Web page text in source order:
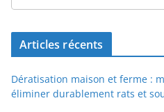
Articles récents
Dératisation maison et ferme :
éliminer durablement rats et